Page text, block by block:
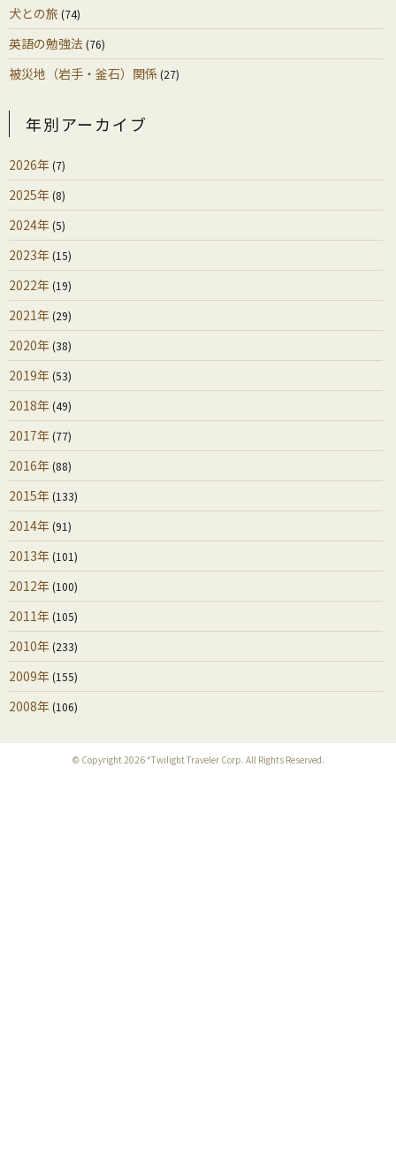
犬との旅 (74)
英語の勉強法 (76)
被災地（岩手・釜石）関係(27)
年別アーカイブ
2026年(7)
2025年(8)
2024年(5)
2023年(15)
2022年(19)
2021年(29)
2020年(38)
2019年(53)
2018年(49)
2017年(77)
2016年(88)
2015年(133)
2014年(91)
2013年(101)
2012年(100)
2011年(105)
2010年(233)
2009年(155)
2008年(106)
© Copyright 2026 *Twilight Traveler Corp. All Rights Reserved.